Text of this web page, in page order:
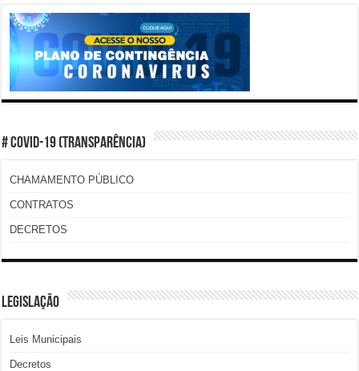
# COVID-19 (TRANSPARÊNCIA)
CHAMAMENTO PÚBLICO
CONTRATOS
DECRETOS
LEGISLAÇÃO
Leis Municipais
Decretos